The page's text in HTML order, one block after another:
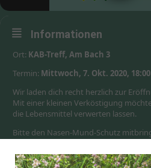
Informationen
Ort: KAB-Treff, Am Bach 3
Termin: Mittwoch, 7. Okt. 2020,
Wir laden dich recht herzlich zur
Mit einer kleinen Verköstigung
die Lebensmittel verwerten lassen.
Bitte den Nasen-Mund-Schutz
Wir freuen uns auf dich!